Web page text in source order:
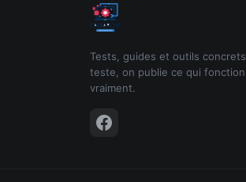
Tests, guides et outils
teste, on publie ce qui
vraiment.